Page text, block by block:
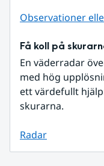
Observationer
Få koll på
En väderradar
med hög
ett värdefullt
skurarna.
Radar